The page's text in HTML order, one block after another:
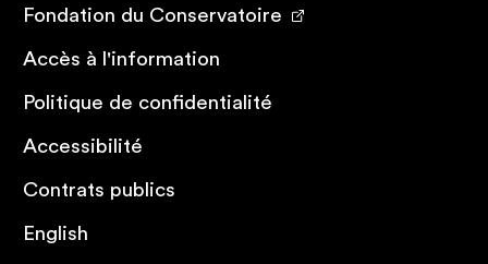
Fondation du Conservatoire
Accès à l'information
Politique de confidentialité
Accessibilité
Contrats publics
English